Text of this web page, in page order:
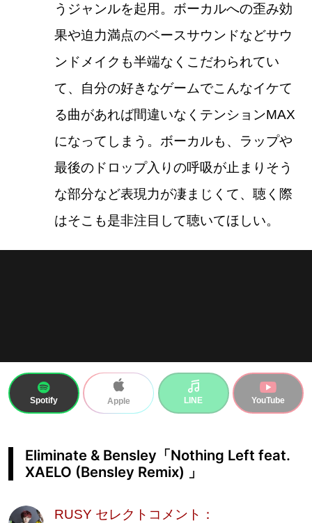
うジャンルを起用。ボーカルへの歪み効
果や迫力満点のベースサウンドなどサウ
ンドメイクも半端なくこだわられてい
て、自分の好きなゲームでこんなイケて
る曲があれば間違いなくテンションMAX
になってしまう。ボーカルも、ラップや
最後のドロップ入りの呼吸が止まりそう
な部分など表現力が凄まじくて、聴く際
はそこも是非注目して聴いてほしい。
Spotify Apple LINE YouTube
Eliminate & Bensley「Nothing Left feat.
XAELO (Bensley Remix) 」
RUSY セレクトコメント：